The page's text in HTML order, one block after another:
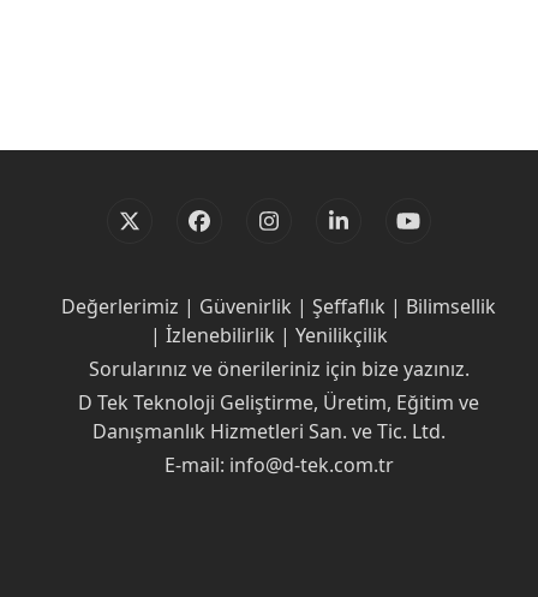
TwitterFacebookInstagramLinkedInYouTube
Değerlerimiz | Güvenirlik | Şeffaflık | Bilimsellik
| İzlenebilirlik | Yenilikçilik
Sorularınız ve önerileriniz için bize yazınız.
D Tek Teknoloji Geliştirme, Üretim, Eğitim ve
Danışmanlık Hizmetleri San. ve Tic. Ltd.
E-mail: info@d-tek.com.tr